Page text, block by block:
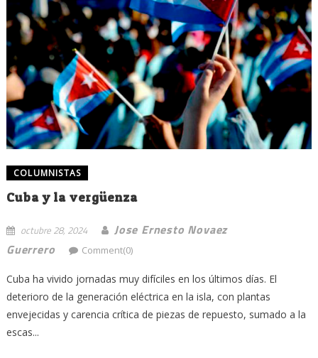
COLUMNISTAS
Cuba y la vergüenza
octubre 28, 2024
Jose Ernesto Novaez
Guerrero
Comment(0)
Cuba ha vivido jornadas muy difíciles en los últimos días. El
deterioro de la generación eléctrica en la isla, con plantas
envejecidas y carencia crítica de piezas de repuesto, sumado a la
escas...